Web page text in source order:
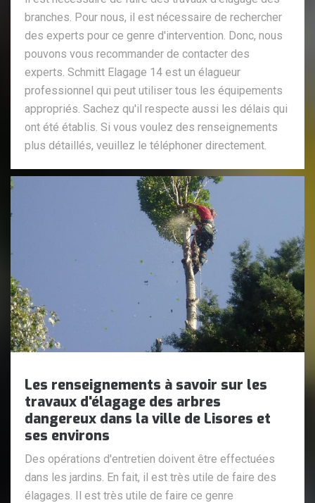
branches. Pour nous, il est nécessaire de rechercher
des experts pour ce genre d'intervention. Donc, nous
pouvons vous recommander de contacter des
experts. Schmitt Elagage 14 est un élagueur
professionnel qui peut utiliser tous les équipements
appropriés. Sachez qu'il respecte aussi les délais qui
ont été établis. Si vous voulez des renseignements
plus détaillés, veuillez le téléphoner directement.
Les renseignements à savoir sur les
travaux d'élagage des arbres
dangereux dans la ville de Lisores et
ses environs
Des opérations d'entretien doivent être effectuées
dans les jardins. En fait, il est très utile de faire des
élagages. Il est très utile de faire ce genre